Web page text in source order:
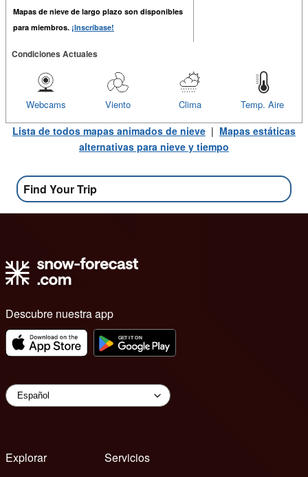
Mapas de nieve de largo plazo son disponibles
para miembros. ¡Inscríbase!
Condiciones Actuales
Temp. Aire
Clima
Viento
Webcams
Lista de todos mapas animados de nieve | Mapas estáticas
alternativas para nieve y tiempo
Find Your Trip
Descubre nuestra app
Explorar
Servicios